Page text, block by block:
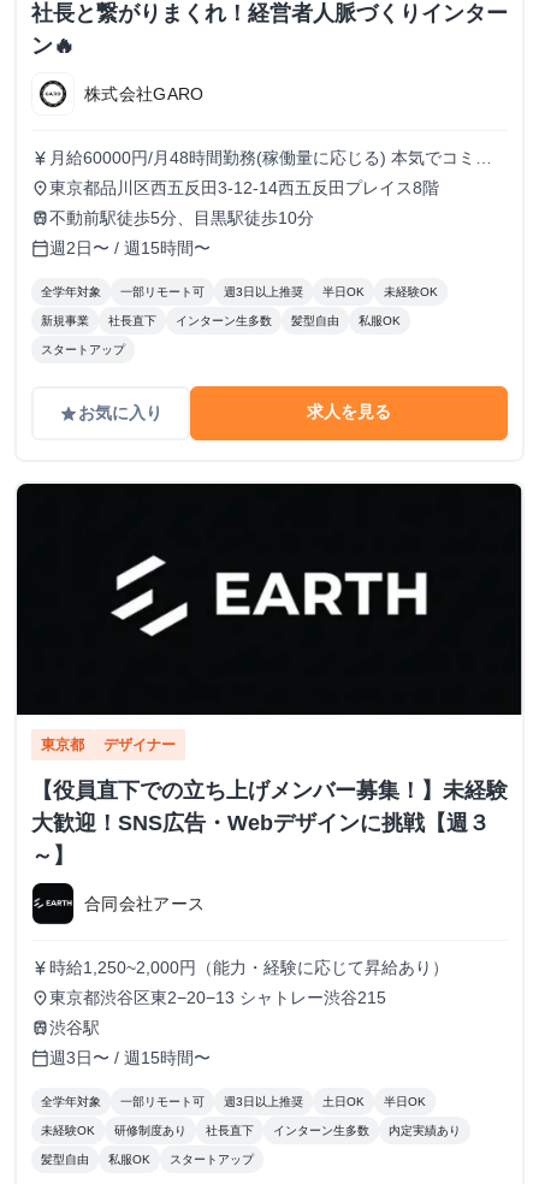
社長と繋がりまくれ！経営者人脈づくりインター
ン🔥
株式会社GARO
currency_yen 月給60000円/月48時間勤務(稼働量に応じる) 本気でコミッ
トすれば、学生でも圧倒的な実績と報酬を得られる環境で
す！
place東京都品川区西五反田3-12-14西五反田プレイス8階
train不動前駅徒歩5分、目黒駅徒歩10分
calendar_today週2日〜 / 週15時間〜
全学年対象 一部リモート可 週3日以上推奨 半日OK 未経験OK
新規事業 社長直下 インターン生多数 髪型自由 私服OK
スタートアップ
gradeお気に入り 求人を見る
東京都 デザイナー
【役員直下での立ち上げメンバー募集！】未経験
大歓迎！SNS広告・Webデザインに挑戦【週３
～】
合同会社アース
currency_yen 時給1,250~2,000円（能力・経験に応じて昇給あり）
place東京都渋谷区東2−20−13 シャトレー渋谷215
train渋谷駅
calendar_today週3日〜 / 週15時間〜
全学年対象 一部リモート可 週3日以上推奨 土日OK 半日OK
未経験OK 研修制度あり 社長直下 インターン生多数 内定実績あり
髪型自由 私服OK スタートアップ